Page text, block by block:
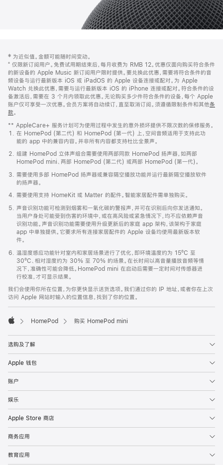
页
页
脚
注
‡ 为近似值。金额可能随时间变动。
⁺ 仅限新订阅用户。免费试用期结束后，每月收费为 RMB 12。优惠仅面向购买符合条件
的新设备的 Apple Music 新订阅用户限时提供。要兑换此优惠，需要将符合条件的音
频设备与运行最新版本 iOS 或 iPadOS 的 Apple 设备连接或配对。为 Apple
Watch 兑换此优惠，需要与运行最新版本 iOS 的 iPhone 连接或配对。符合条件的设
备激活后，需要在 3 个月内领取此优惠。无论购买多少件符合条件的设备，每个 Apple
账户仅可享受一次优惠。会员方案将自动续订，直至取消订阅。须遵循限制条件和其他条
款。
窗
口
中
打
开)
** AppleCare+ 服务计划可为使用过程中发生的意外损坏提供不限次数的保修服务。
在 HomePod (第二代) 和 HomePod (第一代) 上，空间音频适用于支持此功
能的 app 中的兼容内容。并非所有内容都支持杜比全景声。
组建 HomePod 立体声组合需要使用两部同款 HomePod 扬声器，如两部
HomePod mini、两部 HomePod (第二代) 或两部 HomePod (第一代)。
需要使用多部 HomePod 扬声器或兼容隔空播放功能并运行最新隔空播放软件
的扬声器。
需要使用支持 HomeKit 或 Matter 的配件。智能家居配件需单独购买。
声音识别功能可检测到烟雾和一氧化碳的警报声，并可在识别后向你发送通知。
当用户身处可能受到伤害的环境中，或在高风险或紧急情况下，均不应依赖声音
识别功能。声音识别功能需要使用升级更新后的家庭 app 架构，该架构于家庭
app 中单独提供。它要求所有连接家居配件的 Apple 设备均使用最新版本软
件。
温湿度感应功能针对室内和家居场景进行了优化，即环境温度约为 15ºC 至
30ºC、相对湿度约为 30% 至 70% 的场景。在长时间以高音量播放音频等情
况下，准确性可能会降低。HomePod mini 在启动后需要一定时间对传感器进
行校准，才可显示结果。
我们会使用你所在位置，为你更快显示送货选项。我们通过你的 IP 地址，或者你在上次
访问 Apple 网站时输入的位置信息，找到了你的位置。
HomePod 购买 HomePod mini
选购及了解
Apple 钱包
账户
娱乐
Apple Store 商店
商务应用
教育应用